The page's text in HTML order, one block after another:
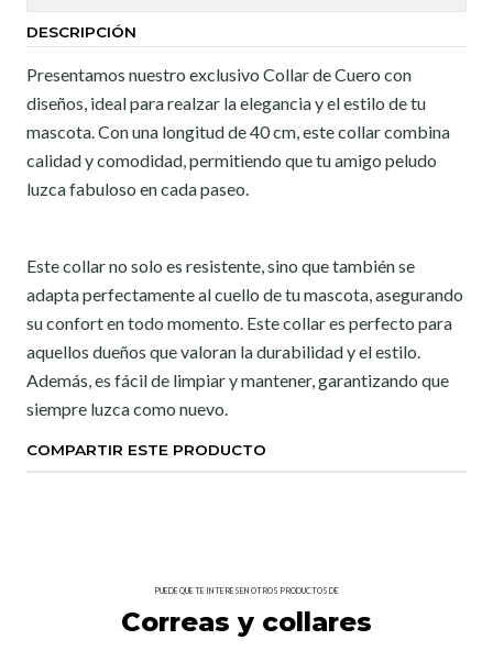
DESCRIPCIÓN
Presentamos nuestro exclusivo Collar de Cuero con
diseños, ideal para realzar la elegancia y el estilo de tu
mascota. Con una longitud de 40 cm, este collar combina
calidad y comodidad, permitiendo que tu amigo peludo
luzca fabuloso en cada paseo.
Este collar no solo es resistente, sino que también se
adapta perfectamente al cuello de tu mascota, asegurando
su confort en todo momento. Este collar es perfecto para
aquellos dueños que valoran la durabilidad y el estilo.
Además, es fácil de limpiar y mantener, garantizando que
siempre luzca como nuevo.
COMPARTIR ESTE PRODUCTO
PUEDE QUE TE INTERESEN OTROS PRODUCTOS DE
Correas y collares